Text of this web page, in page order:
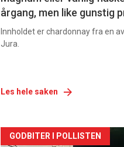
årgang, men like gunstig
Innholdet er chardonnay fra en
Jura.
Les hele saken
Forsiden
GODBITER I POLLISTEN